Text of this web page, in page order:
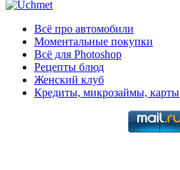
Всё про автомобили
Моментальные покупки
Всё для Photoshop
Рецепты блюд
Женский клуб
Кредиты, микрозаймы, карты